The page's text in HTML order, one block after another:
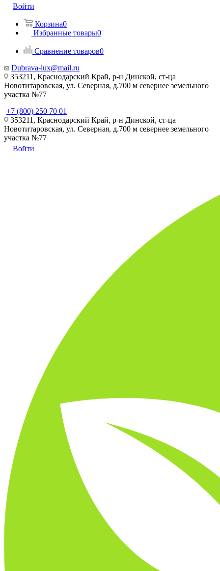
Войти
Корзина0
Избранные товары0
Сравнение товаров0
Dubrava-lux@mail.ru
353211, Краснодарский Край, р-н Динской, ст-ца
Новотитаровская, ул. Северная, д.700 м севернее земельного
участка №77
+7 (800) 250 70 01
353211, Краснодарский Край, р-н Динской, ст-ца
Новотитаровская, ул. Северная, д.700 м севернее земельного
участка №77
Войти